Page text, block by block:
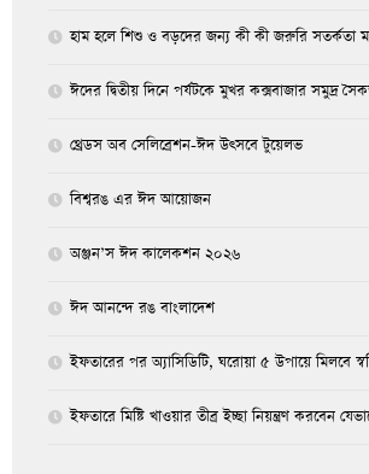
হাম হলে শিশু ও বড়দের জন্য কী কী জরুরি সতর্কতা
ঈদের দ্বিতীয় দিনে পর্যটকে মুখর কক্সবাজার সমুদ্র
থ্রেডস অব সেলিব্রেশন-ঈদ উৎসবে টুয়েলভ
বিশ্বরঙ এর ঈদ আয়োজন
অঞ্জন’স ঈদ কালেকশন ২০২৬
ঈদ আনন্দে রঙ বাংলাদেশ
ইফতারের পর অ্যাসিডিটি, ঘরোয়া ৫ উপায়ে মিলবে
ইফতারে মিষ্টি খাওয়ার তীব্র ইচ্ছা নিয়ন্ত্রণ করবেন